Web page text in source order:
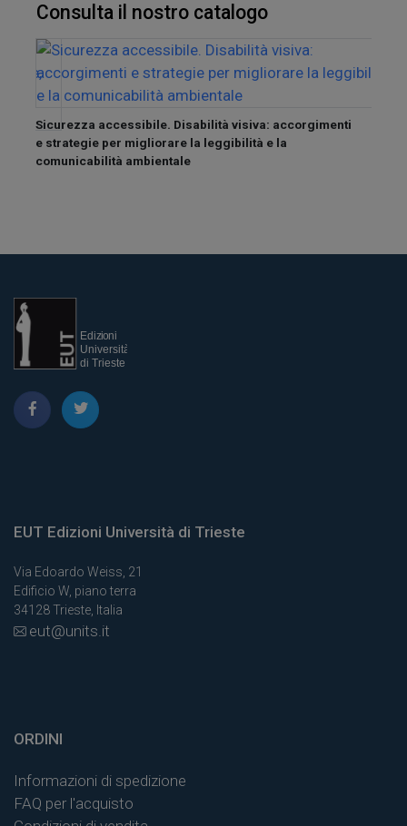
Consulta il nostro catalogo
Sicurezza accessibile. Disabilità visiva: accorgimenti
e strategie per migliorare la leggibilità e la
comunicabilità ambientale
EUT Edizioni Università di Trieste
Via Edoardo Weiss, 21
Edificio W, piano terra
34128 Trieste, Italia
eut@units.it
ORDINI
Informazioni di spedizione
FAQ per l'acquisto